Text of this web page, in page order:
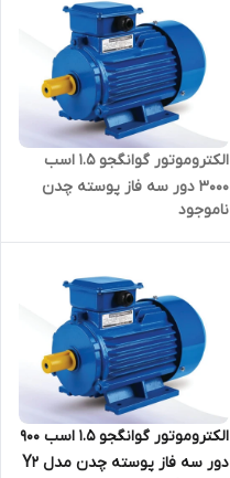
الکتروموتور گوانگجو 1.5 اسب
3000 دور سه فاز پوسته چدن
مدل Y2 ترمینال بالا
ناموجود
الکتروموتور گوانگجو 1.5 اسب 900
دور سه فاز پوسته چدن مدل Y2